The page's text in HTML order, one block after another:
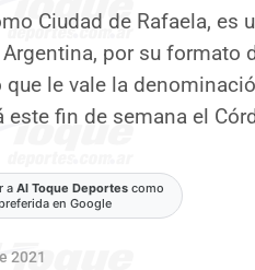
Ciudad de Rafaela,
por su formato
que le vale la
este fin de semana el
a Al Toque Deportes como
en Google
2021